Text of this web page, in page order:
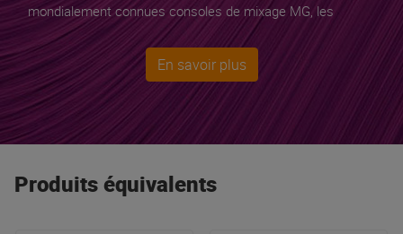
mondialement connues consoles de mixage MG, les
excellentes sonorisations portables STAGEPAS, les claviers
et pianos numériques, les batteries acoustiques et
électroniques sont des références incontournables.
Yamaha est le premier fabricant mondial de guitares et le
choix du cœur et de la raison pour les passionnés et les
connaisseurs !
En savoir plus
Produits équivalents